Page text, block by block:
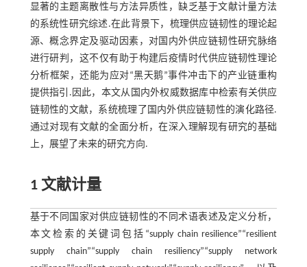
显著的主题离散性与方法异质性，缺乏基于文献计量方法
的系统性研究综述.在此背景下，梳理供应链韧性的理论起
源、概念界定及驱动因素，对国内外供应链韧性研究脉络
进行研判，这不仅有助于构建后疫情时代供应链韧性理论
分析框架，还能为应对“黑天鹅”事件冲击下的产业链重构
提供指引.因此，本文从国内外权威数据库中检索有关供应
链韧性的文献，系统梳理了国内外供应链韧性的演化路径.
通过对现有文献的全面分析，在深入理解现有研究的基础
上，展望了未来的研究方向.
1 文献计量
基于不同国家对供应链韧性的不同术语表述及定义分析，
本文检索的关键词包括“supply chain resilience”“resilient
supply chain”“supply chain resiliency”“supply network